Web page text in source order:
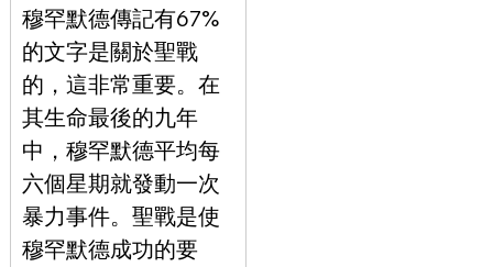
穆罕默德傳記有67%
的文字是關於聖戰
的，這非常重要。在
其生命最後的九年
中，穆罕默德平均每
六個星期就發動一次
暴力事件。聖戰是使
穆罕默德成功的要